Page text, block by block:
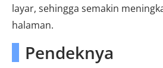
layar, sehingga semakin
halaman.
Pendeknya